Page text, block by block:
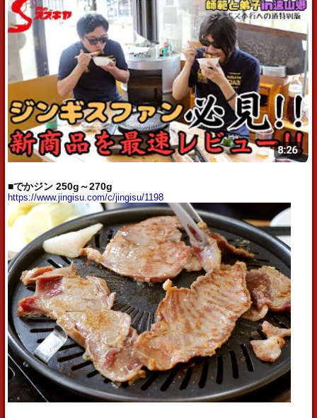
■でかジン 250g～270g
https://www.jingisu.com/c/jingisu/1198